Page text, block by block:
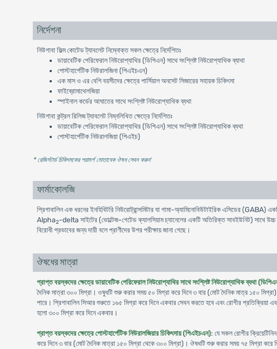
নির্দেশনা
নিউগাবা ফিল্ম কোটেড ট্যাবলেট নিম্নোক্ত সকল ক্ষেত্রে নির্দেশিতঃ
ডায়াবেটিক পেরিফেরাল নিউরোপ্যাথির (ডিপিএন) সাথে সংশ্লিষ্ট নিউরোপ্যাথিক ব্যাথা
পোস্টহার্পেটিক নিউরালজিনা (পিএইচএন)
এক মাস ও এর বেশি বয়সীদের ক্ষেত্রে পার্সিয়াল অনসেট সিজারের সহায়ক চিকিৎসা
ফাইব্রোমাথেলজিয়া
স্পাইনাল কর্ডের আঘাতের সাথে সংশ্লিষ্ট নিউরোপ্যাথিক ব্যথা
নিউগাবা কন্ট্রল রিলিজ ট্যাবলেট নিম্নলিখিত ক্ষেত্রে নির্দেশিতঃ
ডায়াবেটিক পেরিফেরাল নিউরোপ্যাথির (ডিপিএন) সাথে সংশ্লিষ্ট নিউরোপ্যাথিক ব্যথা
পোস্টহার্পেটিক নিউরালজিয়া (পিএইচ)
* রেজিস্টার্ড চিকিৎসকের পরামর্শ মোতাবেক ঔষধ সেবন করুন'
ফার্মাকোলজি
প্রিগাবালিন এক ধরনের ইনহিবিটরি নিউরোট্রান্সমিটার যা গামা-অ্যামিনোবিউটাইরিক এসিডের (GABA)
Alpha2-delta সাইটের (ভোল্টেজ-গেটেড ক্যালসিয়াম চ্যানেলের একটি অতিরিক্ত সাবইউনিট) সাথে
বিরোধী প্রভাবের জন্য দায়ী বলে প্রাণীদের উপর পরীক্ষায় জানা গেছে।
ঔষধের মাত্রা
প্রাপ্ত বয়স্কদের ক্ষেত্রে ডায়াবেটিক পেরিফেরাল নিউরোপ্যাথির সাথে সংশ্লিষ্ট নিউরোপ্যাথিক ব্যথা
দৈনিক মাত্রা ৩০০ মিগ্রা। ওষুধটি শুরু করার সময় ৫০ মিগ্রা করে দিনে ৩ বার (মোট দৈনিক মাত্র ১৫০
পারে। প্রিগাবালিন সিআর শুরুতে ১৬৫ মিগ্রা করে দিনে একবার সেবন করতে হবে এবং রোগীর প্রতিক্রিয়া
হলো ৩০০ মিগ্রা করে দিনে একবার।
প্রাপ্ত বয়স্কদের ক্ষেত্রে পোস্টহার্পেটিক নিউরালজিয়ার চিকিৎসায় (পিএইচএন): যে সকল রোগীর
করে দিনে ৩ বার (মোট দৈনিক মাত্রা ১৫০ মিগ্রা থেকে ৩০০ মিগ্রা)। ঔষধটি শুরু করার সময় ৭৫ মিগ্রা